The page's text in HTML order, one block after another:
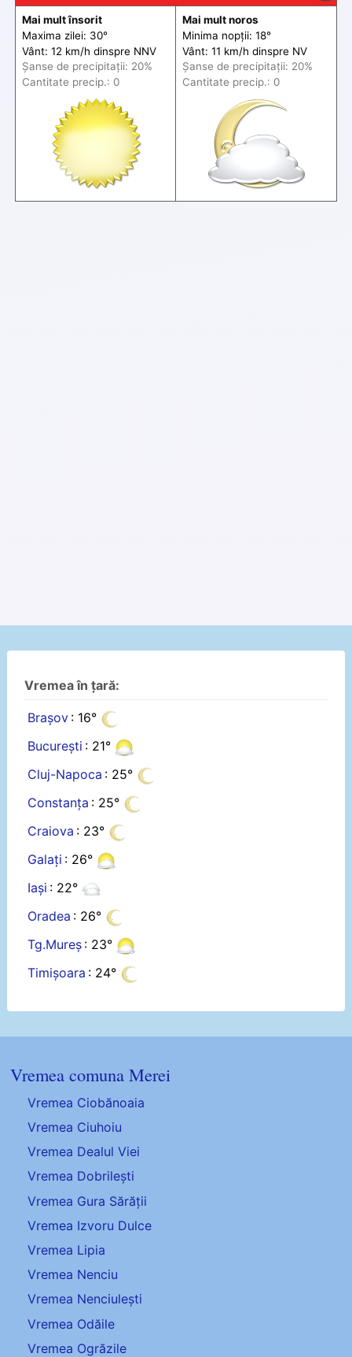
Mai mult însorit
Maxima zilei: 30°
Vânt: 12 km/h dinspre NNV
Șanse de precipitații: 20%
Cantitate precip.: 0
Mai mult noros
Minima nopții: 18°
Vânt: 11 km/h dinspre NV
Șanse de precipitații: 20%
Cantitate precip.: 0
Vremea în țară:
Brașov : 16°
București : 21°
Cluj-Napoca : 25°
Constanța : 25°
Craiova : 23°
Galați : 26°
Iași : 22°
Oradea : 26°
Tg.Mureș : 23°
Timișoara : 24°
Vremea comuna Merei
Vremea Ciobănoaia
Vremea Ciuhoiu
Vremea Dealul Viei
Vremea Dobrilești
Vremea Gura Sărății
Vremea Izvoru Dulce
Vremea Lipia
Vremea Nenciu
Vremea Nenciulești
Vremea Odăile
Vremea Ogrăzile